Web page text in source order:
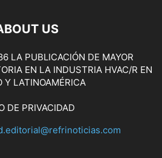
US
LA PUBLICACIÓN DE MAYOR
EN LA INDUSTRIA HVAC/R EN
Y LATINOAMÉRICA
DE PRIVACIDAD